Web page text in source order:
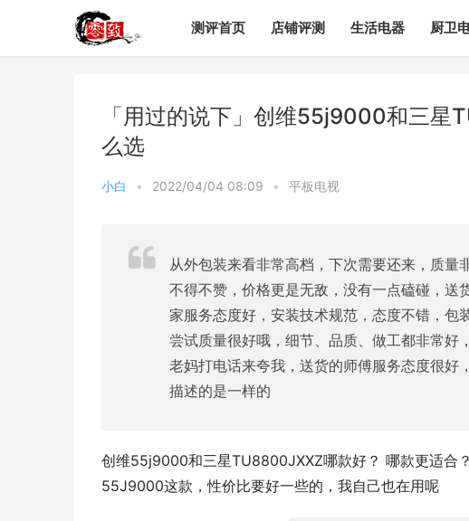
测评首页 店铺评测 生活电器 厨卫
「用过的说下」创维55j9000和三
么选
小白 • 2022/04/04 08:09 • 平板电视
从外包装来看非常高档，下次需要还来，质量
不得不赞，价格更是无敌，没有一点磕碰，送
家服务态度好，安装技术规范，态度不错，
尝试质量很好哦，细节、品质、做工都非常好
老妈打电话来夸我，送货的师傅服务态度很好
描述的是一样的
创维55j9000和三星TU8800JXXZ哪款好？ 哪款更适合
55J9000这款，性价比要好一些的，我自己也在用呢